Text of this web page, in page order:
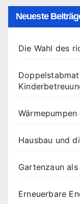
Neueste
Die Wahl des
Hausbau und
Gartenzaun
Erneuerbare